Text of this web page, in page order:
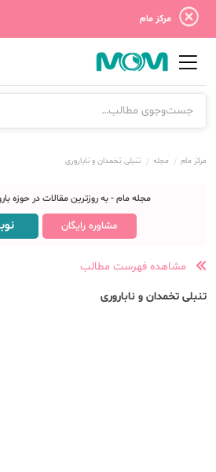
مرکز مام
مرکز مام مجله تنبلی تخمدان و ناباروری
مجله مام - به روزترین مقالات در حوزه
مشاوره رایگان
مشاهده فهرست مطالب
تنبلی تخمدان و ناباروری